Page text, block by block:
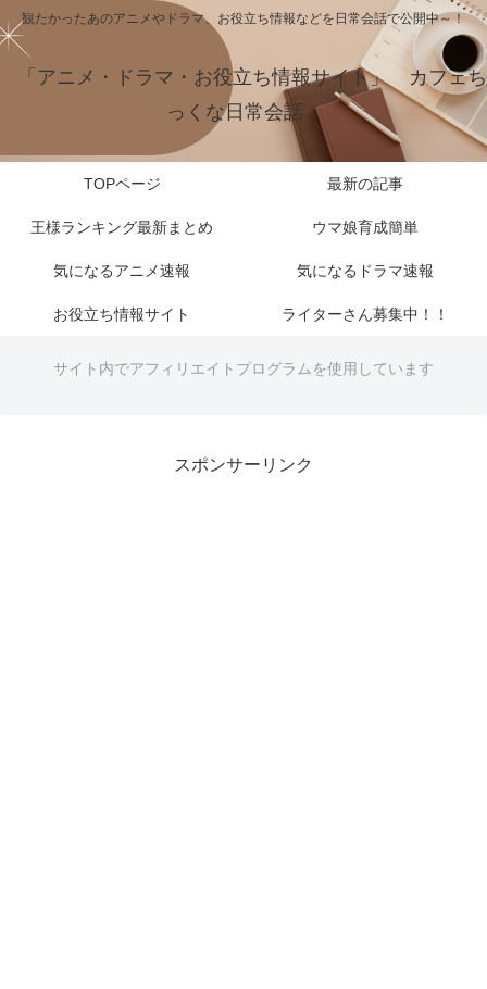
観たかったあのアニメやドラマ、お役立ち情報などを日常会話で公開中～！
「アニメ・ドラマ・お役立ち情報サイト」 カフェち
っくな日常会話
TOPページ 最新の記事
王様ランキング最新まとめ ウマ娘育成簡単
気になるアニメ速報 気になるドラマ速報
お役立ち情報サイト ライターさん募集中！！
サイト内でアフィリエイトプログラムを使用しています
スポンサーリンク